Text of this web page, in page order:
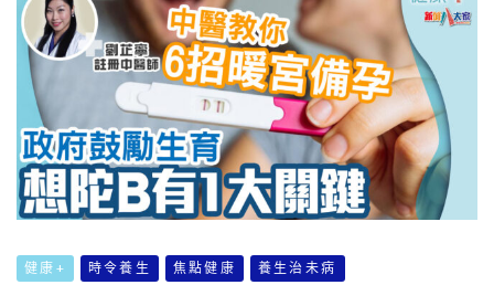
健康+ 時令養生 焦點健康 養生治未病